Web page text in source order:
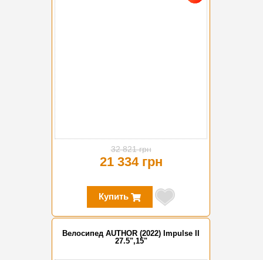
32 821 грн
21 334 грн
Купить
Велосипед AUTHOR (2022) Impulse II
27.5",15"